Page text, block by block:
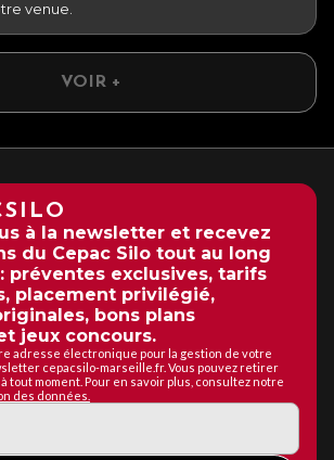
venue.
VOIR +
à la newsletter et recevez
du Cepac Silo tout au long
préventes exclusives, tarifs
placement privilégié,
bons plans
jeux concours.
adresse électronique pour la gestion de votre
cepacsilo-marseille.fr. Vous pouvez retirer
tout moment. Pour en savoir plus, consultez notre
des données.